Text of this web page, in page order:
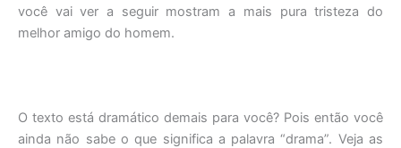
você vai ver a seguir mostram a mais pura tristeza do
melhor amigo do homem.
O texto está dramático demais para você? Pois então você
ainda não sabe o que significa a palavra “drama”. Veja as